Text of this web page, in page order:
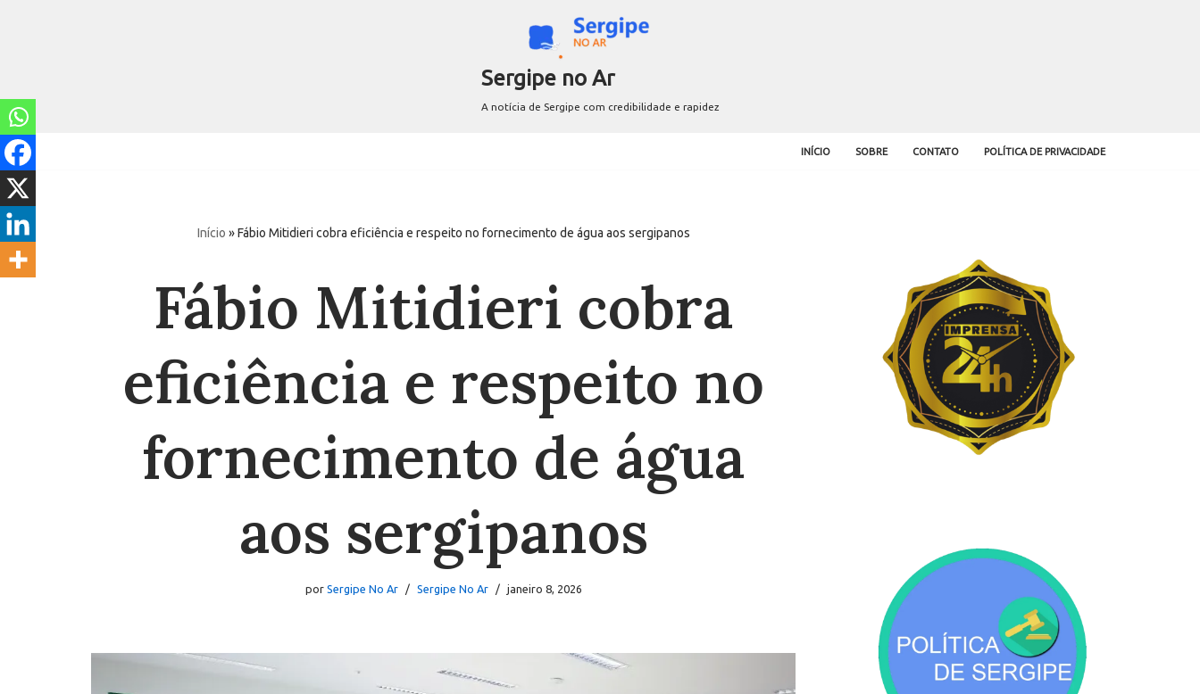
conteúdo
Sergipe no Ar
A notícia de Sergipe com credibilidade e rapidez
INÍCIO SOBRE CONTATO POLÍTICA DE PRIVACIDADE
Início »Fábio Mitidieri cobra eficiência e respeito no fornecimento de água aos sergipanos
Fábio Mitidieri cobra
eficiência e respeito no
fornecimento de água
aos sergipanos
por Sergipe No Ar Sergipe No Ar janeiro 8, 2026